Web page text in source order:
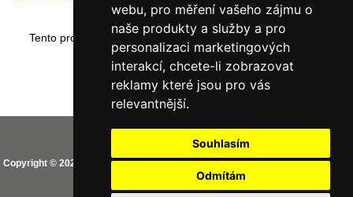
webu, pro měření vašeho zájmu o
naše produkty a služby a pro
personalizaci marketingových
interakcí,chcete-li zobrazovat
reklamy které jsou pro vás
relevantnější.
Souhlasím
Odmítám
Tento produkt byl přidán do našeho katalogu dne středa 19
června, 2019.
Vaše IP adresa je: 216.73.217.129
Copyright © 2026 CEMO shop (PREMIUM partner CEMO GmbH). Provozováno
Zen Cart